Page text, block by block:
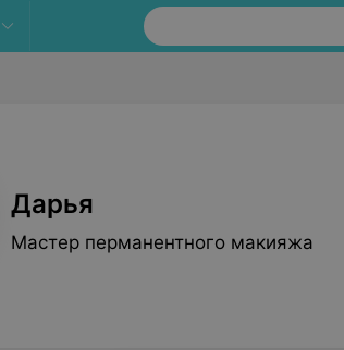
Дарья
Мастер перманентного макияжа